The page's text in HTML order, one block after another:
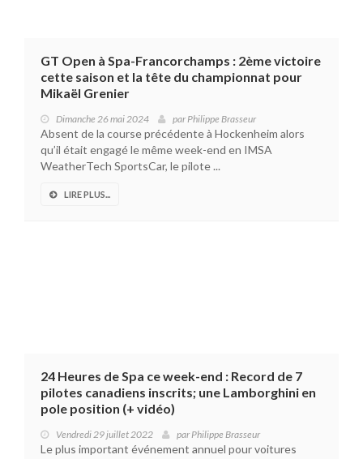
GT Open à Spa-Francorchamps : 2ème victoire
cette saison et la tête du championnat pour
Mikaël Grenier
Dimanche 26 mai 2024 parPhilippe Brasseur
Absent de la course précédente à Hockenheim alors
qu’il était engagé le même week-end en IMSA
WeatherTech SportsCar, le pilote ...
LIRE PLUS...
24 Heures de Spa ce week-end : Record de 7
pilotes canadiens inscrits; une Lamborghini en
pole position (+ vidéo)
Vendredi 29 juillet 2022 parPhilippe Brasseur
Le plus important événement annuel pour voitures